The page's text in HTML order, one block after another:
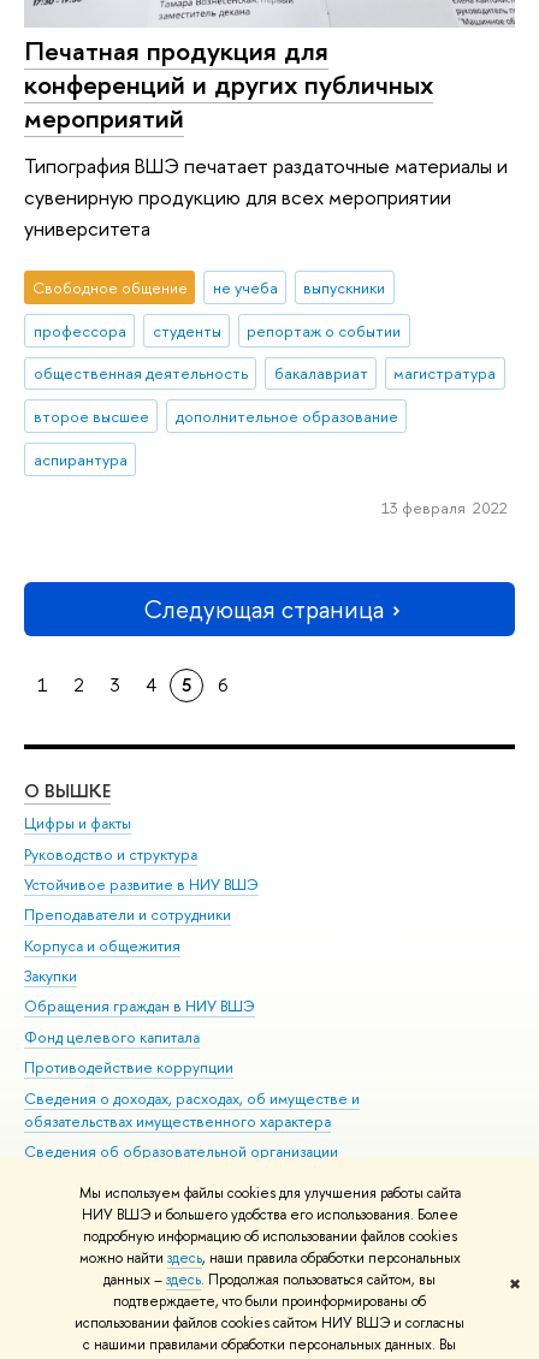
Мы используем файлы cookies для улучшения работы сайта
НИУ ВШЭ и большего удобства его использования. Более
подробную информацию об использовании файлов cookies
можно найти здесь, наши правила обработки персональных
данных –здесь. Продолжая пользоваться сайтом, вы
подтверждаете, что были проинформированы об
использовании файлов cookies сайтом НИУ ВШЭ и согласны
с нашими правилами обработки персональных данных. Вы
✖
Печатная продукция для
конференций и других публичных
мероприятий
Типография ВШЭ печатает раздаточные материалы и
сувенирную продукцию для всех мероприятии
университета
Свободное общение не учеба
выпускники
профессора
студенты
репортаж о событии
общественная деятельность
бакалавриат
магистратура
второе высшее
дополнительное образование
аспирантура
13 февраля 2022
Следующая страница
1 2 3 4 5 6
О ВЫШКЕ
Цифры и факты
Руководство и структура
Устойчивое развитие в НИУ ВШЭ
Преподаватели и сотрудники
Корпуса и общежития
Закупки
Обращения граждан в НИУ ВШЭ
Фонд целевого капитала
Противодействие коррупции
Сведения о доходах, расходах, об имуществе и
обязательствах имущественного характера
Сведения об образовательной организации
Людям с ограниченными возможностями здоровья
Единая платежная страница
Работа в Вышке
© НИУ ВШЭ 1993–2026 Адреса и контакты Условия использования
материалов Политика конфиденциальности Карта сайта